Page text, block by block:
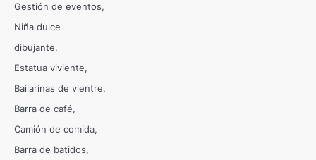
Gestión de eventos
Niña dulce
dibujante
Estatua viviente
Bailarinas de vientre
Barra de café
Camión de comida
Barra de batidos